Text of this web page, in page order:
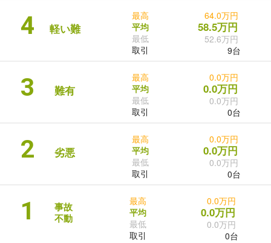
4 軽い難
最高
平均
最低
取引
64.0万円
58.5万円
52.6万円
9台
3 難有
最高
平均
最低
取引
0.0万円
0.0万円
0.0万円
0台
2 劣悪
最高
平均
最低
取引
0.0万円
0.0万円
0.0万円
0台
1
事故
不動
最高
平均
最低
取引
0.0万円
0.0万円
0.0万円
0台